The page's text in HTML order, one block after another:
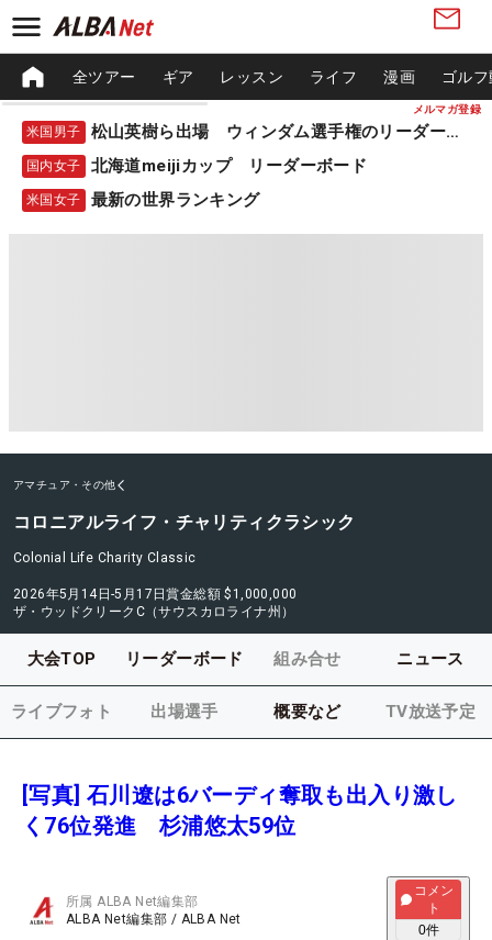
メルマガ登録
全ツアー ギア レッスン ライフ 漫画 ゴル
米国男子 松山英樹ら出場 ウィンダム選手権のリーダーボード
国内女子 北海道meijiカップ リーダーボード
米国女子 最新の世界ランキング
アマチュア・その他
コロニアルライフ・チャリティクラシック
Colonial Life Charity Classic
2026年5月14日-5月17日賞金総額 $1,000,000
ザ・ウッドクリークC（サウスカロライナ州）
大会TOP リーダーボード 組み合せ ニュース
ライブフォト 出場選手 概要など TV放送予定
[写真] 石川遼は6バーディ奪取も出入り激し
く76位発進 杉浦悠太59位
所属ALBA Net編集部
ALBA Net編集部 / ALBA Net
コメン
ト
0件